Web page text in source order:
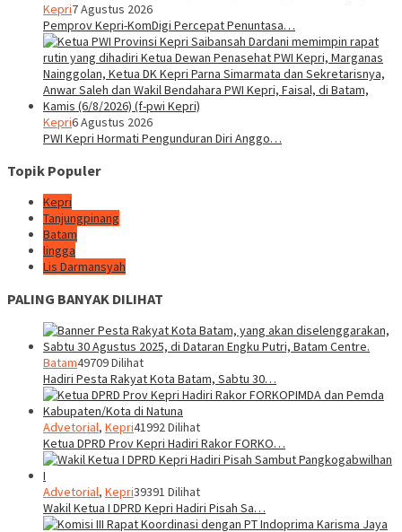
Kepri7 Agustus 2026
Pemprov Kepri-KomDigi Percepat Penuntasa…
Kepri6 Agustus 2026
PWI Kepri Hormati Pengunduran Diri Anggo…
Topik Populer
Kepri
Tanjungpinang
Batam
lingga
Lis Darmansyah
PALING BANYAK DILIHAT
Batam49709 Dilihat
Hadiri Pesta Rakyat Kota Batam, Sabtu 30…
Advetorial, Kepri41992 Dilihat
Ketua DPRD Prov Kepri Hadiri Rakor FORKO…
Advetorial, Kepri39391 Dilihat
Wakil Ketua I DPRD Kepri Hadiri Pisah Sa…